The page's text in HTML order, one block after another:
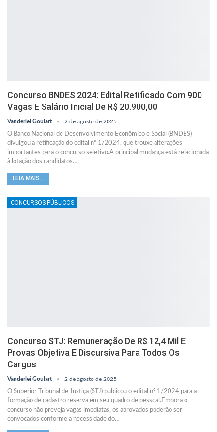
Concurso BNDES 2024: Edital Retificado Com 900
Vagas E Salário Inicial De R$ 20.900,00
Vanderlei Goulart 2 de agosto de 2025
O Banco Nacional de Desenvolvimento Econômico e Social (BNDES)
divulgou a retificação do edital nº 1/2024, que trouxe alterações
importantes para o concurso seletivo.A principal mudança está relacionada
à lotação dos candidatos…
LEIA MAIS...
CONCURSOS PÚBLICOS
Concurso STJ: Remuneração De R$ 12,4 Mil E
Provas Objetiva E Discursiva Para Todos Os
Cargos
Vanderlei Goulart 2 de agosto de 2025
O Superior Tribunal de Justiça (STJ) publicou o edital nº 1/2024 para a
formação de cadastro reserva em seu quadro de pessoal.Embora o
concurso não preveja vagas imediatas, os aprovados poderão ser
convocados conforme a necessidade do…